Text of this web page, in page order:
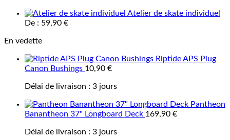
Atelier de skate individuel
De : 59,90 €
En vedette
Riptide APS Plug
Canon Bushings 10,90 €
Délai de livraison : 3 jours
Pantheon
Banantheon 37" Longboard Deck 169,90 €
Délai de livraison : 3 jours